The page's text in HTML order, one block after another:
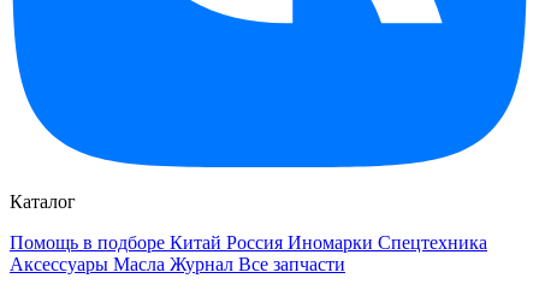
Каталог
Помощь в подборе Китай Россия Иномарки Спецтехника
Аксессуары Масла Журнал Все запчасти